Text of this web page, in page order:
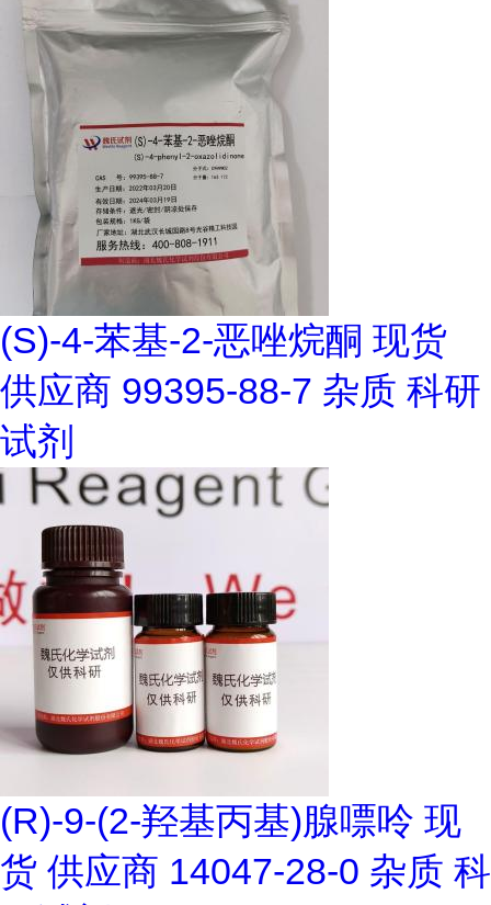
(S)-4-苯基-2-恶唑烷酮 现货
供应商 99395-88-7 杂质 科研
试剂
(R)-9-(2-羟基丙基)腺嘌呤 现
货 供应商 14047-28-0 杂质 科